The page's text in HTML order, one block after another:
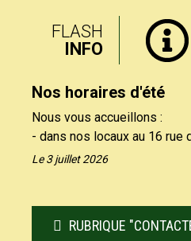
FLASH
INFO
Nos horaires d'été
Nous vous accueillons :
- dans nos locaux au 16 rue
Savigny-le-Temple
- par téléphone au 01 64
vendredi de 13h30 à 16h.
Le 3 juillet 2026
RUBRIQUE